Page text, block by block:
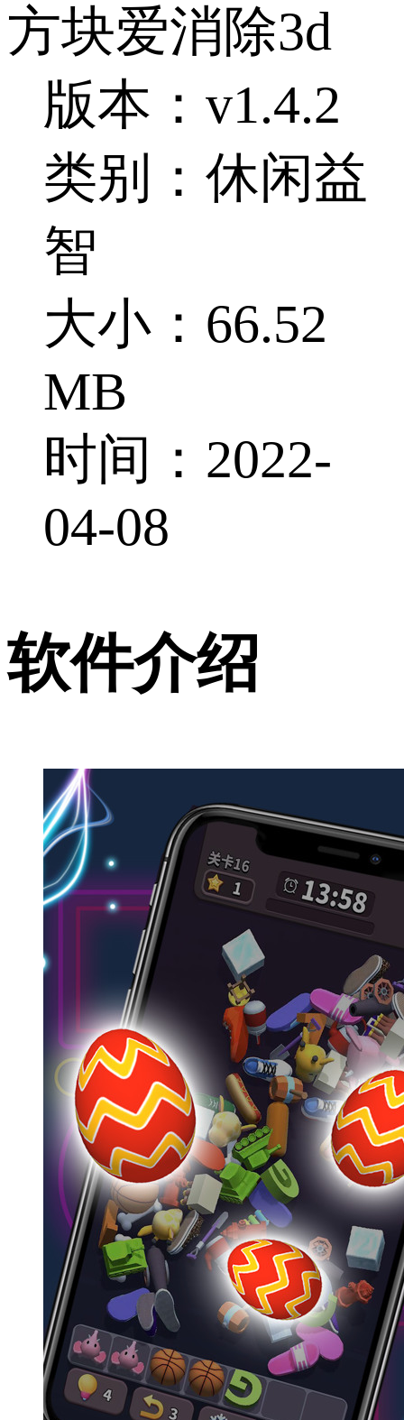
方块爱消除3d
版本：v1.4.2
类别：休闲益
智
大小：66.52
MB
时间：2022-
04-08
软件介绍